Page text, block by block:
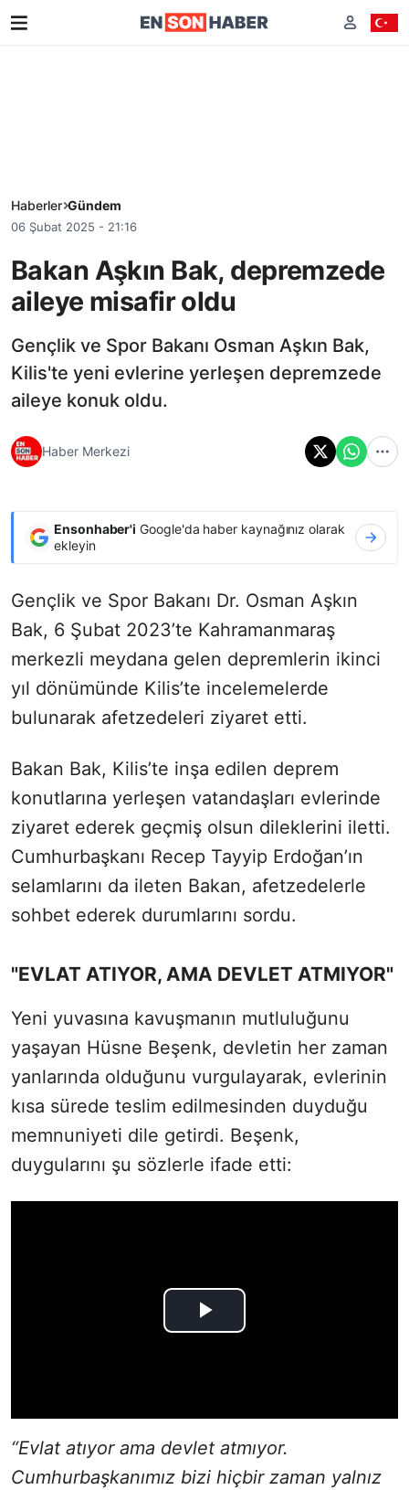
Haberler Gündem
06 Şubat 2025 - 21:16
Bakan Aşkın Bak, depremzede
aileye misafir oldu
Gençlik ve Spor Bakanı Osman Aşkın Bak,
Kilis'te yeni evlerine yerleşen depremzede
aileye konuk oldu.
Haber Merkezi
Ensonhaber'i Google'da haber kaynağınız olarak
ekleyin
Gençlik ve Spor Bakanı Dr. Osman Aşkın
Bak, 6 Şubat 2023’te Kahramanmaraş
merkezli meydana gelen depremlerin ikinci
yıl dönümünde Kilis’te incelemelerde
bulunarak afetzedeleri ziyaret etti.
Bakan Bak, Kilis’te inşa edilen deprem
konutlarına yerleşen vatandaşları evlerinde
ziyaret ederek geçmiş olsun dileklerini iletti.
Cumhurbaşkanı Recep Tayyip Erdoğan’ın
selamlarını da ileten Bakan, afetzedelerle
sohbet ederek durumlarını sordu.
"EVLAT ATIYOR, AMA DEVLET ATMIYOR"
Yeni yuvasına kavuşmanın mutluluğunu
yaşayan Hüsne Beşenk, devletin her zaman
yanlarında olduğunu vurgulayarak, evlerinin
kısa sürede teslim edilmesinden duyduğu
memnuniyeti dile getirdi. Beşenk,
duygularını şu sözlerle ifade etti:
“Evlat atıyor ama devlet atmıyor.
Cumhurbaşkanımız bizi hiçbir zaman yalnız